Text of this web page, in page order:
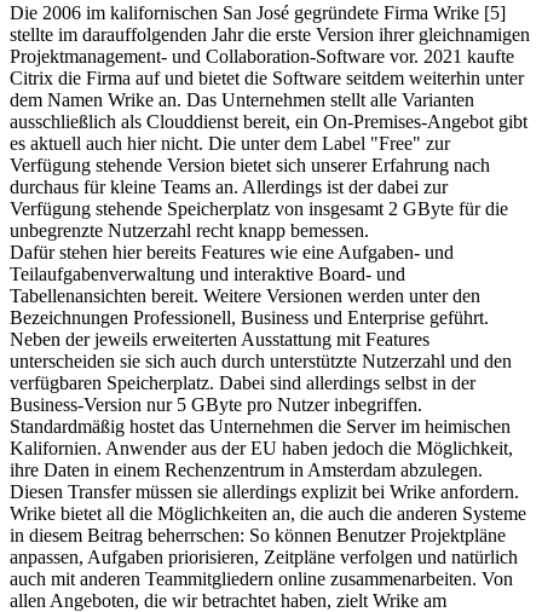
Die 2006 im kalifornischen San José gegründete Firma Wrike [5]
stellte im darauffolgenden Jahr die erste Version ihrer gleichnamigen
Projektmanagement- und Collaboration-Software vor. 2021 kaufte
Citrix die Firma auf und bietet die Software seitdem weiterhin unter
dem Namen Wrike an. Das Unternehmen stellt alle Varianten
ausschließlich als Clouddienst bereit, ein On-Premises-Angebot gibt
es aktuell auch hier nicht. Die unter dem Label "Free" zur
Verfügung stehende Version bietet sich unserer Erfahrung nach
durchaus für kleine Teams an. Allerdings ist der dabei zur
Verfügung stehende Speicherplatz von insgesamt 2 GByte für die
unbegrenzte Nutzerzahl recht knapp bemessen.
Dafür stehen hier bereits Features wie eine Aufgaben- und
Teilaufgabenverwaltung und interaktive Board- und
Tabellenansichten bereit. Weitere Versionen werden unter den
Bezeichnungen Professionell, Business und Enterprise geführt.
Neben der jeweils erweiterten Ausstattung mit Features
unterscheiden sie sich auch durch unterstützte Nutzerzahl und den
verfügbaren Speicherplatz. Dabei sind allerdings selbst in der
Business-Version nur 5 GByte pro Nutzer inbegriffen.
Standardmäßig hostet das Unternehmen die Server im heimischen
Kalifornien. Anwender aus der EU haben jedoch die Möglichkeit,
ihre Daten in einem Rechenzentrum in Amsterdam abzulegen.
Diesen Transfer müssen sie allerdings explizit bei Wrike anfordern.
Wrike bietet all die Möglichkeiten an, die auch die anderen Systeme
in diesem Beitrag beherrschen: So können Benutzer Projektpläne
anpassen, Aufgaben priorisieren, Zeitpläne verfolgen und natürlich
auch mit anderen Teammitgliedern online zusammenarbeiten. Von
allen Angeboten, die wir betrachtet haben, zielt Wrike am